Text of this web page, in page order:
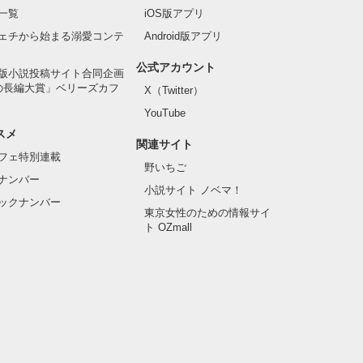
覧
チから始まる溺愛コンテ
小説投稿サイト合同企画
長編大賞」ベリーズカフ
メ
ェ特別連載
ンバー
クナンバー
iOS版アプリ
Android版アプリ
公式アカウント
X（Twitter）
YouTube
関連サイト
野いちご
小説サイト ノベマ！
東京女性のための情報サイ
ト OZmall